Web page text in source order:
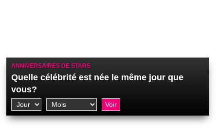
ANNIVERSAIRES DE STARS
Quelle célébrité est née le même jour que
vous?